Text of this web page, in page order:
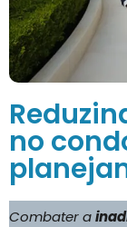
no
Combater a